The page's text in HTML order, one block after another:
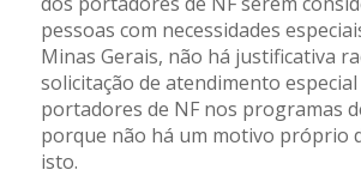
pessoas com necessidades
Minas Gerais, não há justificativa
solicitação de atendimento
portadores de NF nos programas
porque não há um motivo próprio
isto.